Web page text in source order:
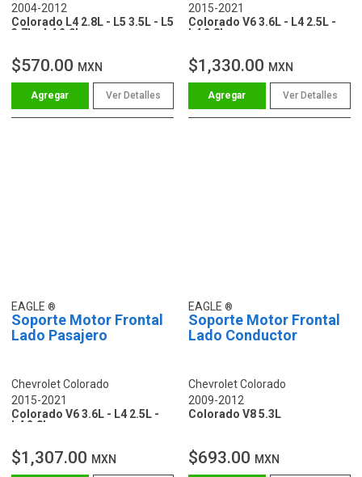
2004-2012
Colorado L4 2.8L - L5 3.5L - L5
3.7L - L4 2.9L
$570.00 MXN
Ver Detalles
2015-2021
Colorado V6 3.6L - L4 2.5L -
L4 2.8L
$1,330.00 MXN
Ver Detalles
EAGLE
Soporte Motor Frontal
Lado Pasajero
Chevrolet Colorado
2015-2021
Colorado V6 3.6L - L4 2.5L -
L4 2.8L
$1,307.00 MXN
EAGLE
Soporte Motor Frontal
Lado Conductor
Chevrolet Colorado
2009-2012
Colorado V8 5.3L
$693.00 MXN